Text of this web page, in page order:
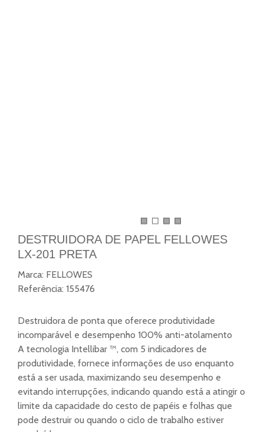
DESTRUIDORA DE PAPEL FELLOWES
LX-201 PRETA
Marca: FELLOWES
Referência: 155476
Destruidora de ponta que oferece produtividade
incomparável e desempenho 100% anti-atolamento
A tecnologia Intellibar ™, com 5 indicadores de
produtividade, fornece informações de uso enquanto
está a ser usada, maximizando seu desempenho e
evitando interrupções, indicando quando está a atingir o
limite da capacidade do cesto de papéis e folhas que
pode destruir ou quando o ciclo de trabalho estiver